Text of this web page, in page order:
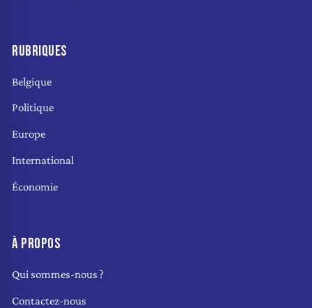
RUBRIQUES
Belgique
Politique
Europe
International
Économie
À PROPOS
Qui sommes-nous ?
Contactez-nous